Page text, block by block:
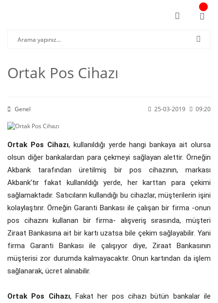
Ortak Pos Cihazı
Genel 25-03-2019 09:20
Ortak Pos Cihazı, kullanıldığı yerde hangi bankaya ait olursa
olsun diğer bankalardan para çekmeyi sağlayan alettir. Örneğin
Akbank tarafından üretilmiş bir pos cihazının, markası
Akbank’tır fakat kullanıldığı yerde, her karttan para çekimi
sağlamaktadır. Satıcıların kullandığı bu cihazlar, müşterilerin işini
kolaylaştırır. Örneğin Garanti Bankası ile çalışan bir firma -onun
pos cihazını kullanan bir firma- alışveriş sırasında, müşteri
Ziraat Bankasına ait bir kartı uzatsa bile çekim sağlayabilir. Yani
firma Garanti Bankası ile çalışıyor diye, Ziraat Bankasının
müşterisi zor durumda kalmayacaktır. Onun kartından da işlem
sağlanarak, ücret alınabilir.
Ortak Pos Cihazı, Fakat her pos cihazı bütün bankalar ile